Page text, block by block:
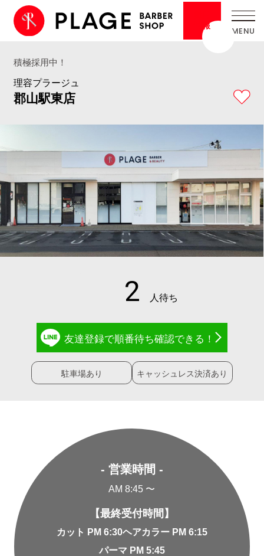
情報
積極採用中！
理容プラージュ
郡山駅東店
駐車場あり キャッシュレス決済あり
友達登録で順番待ち確認できる！
- 営業時間 -
AM 8:45 〜
【最終受付時間】
カット PM 6:30ヘアカラー PM 6:15
パーマ PM 5:45